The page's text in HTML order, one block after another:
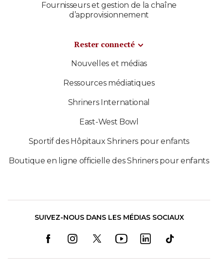
Fournisseurs et gestion de la chaîne
d’approvisionnement
Rester connecté
Nouvelles et médias
Ressources médiatiques
Shriners International
East-West Bowl
Sportif des Hôpitaux Shriners pour enfants
Boutique en ligne officielle des Shriners pour enfants
SUIVEZ-NOUS DANS LES MÉDIAS SOCIAUX